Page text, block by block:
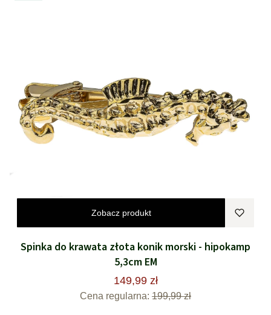
Zobacz produkt
Spinka do krawata złota konik morski - hipokamp
5,3cm EM
149,99 zł
Cena regularna: 199,99 zł